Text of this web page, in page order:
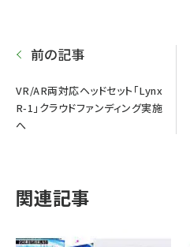
前の記事
VR/AR両対応ヘッドセット「Lynx
R-1」クラウドファンディング実施
へ
関連記事